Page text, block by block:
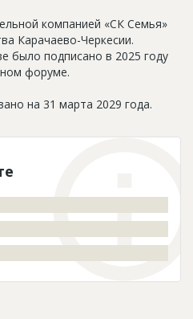
компанией «СК Семья»
Карачаево-Черкесии.
было подписано в 2025 году
форуме.
на 31 марта 2029 года.